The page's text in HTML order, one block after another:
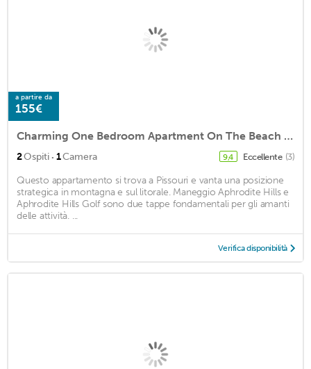
a partire da
155€
Charming One Bedroom Apartment On The Beach In Picturesque Pissouri Bay
2Ospiti · 1Camera 9,4 Eccellente (3)
Questo appartamento si trova a Pissouri e vanta una posizione
strategica in montagna e sul litorale. Maneggio Aphrodite Hills e
Aphrodite Hills Golf sono due tappe fondamentali per gli amanti
delle attività. ...
Verifica disponibilità